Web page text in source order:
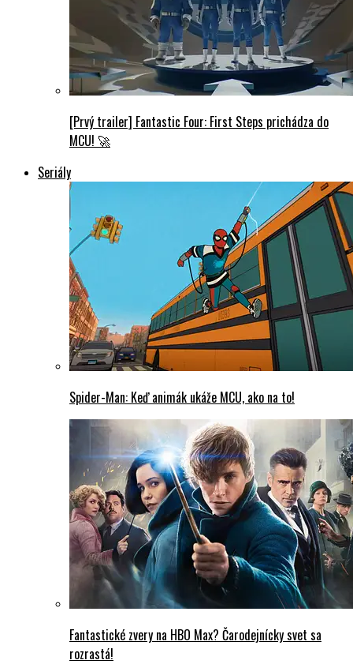
[Prvý trailer] Fantastic Four: First Steps prichádza do
MCU! 🚀
Seriály
Spider-Man: Keď animák ukáže MCU, ako na to!
Fantastické zvery na HBO Max? Čarodejnícky svet sa
rozrastá!